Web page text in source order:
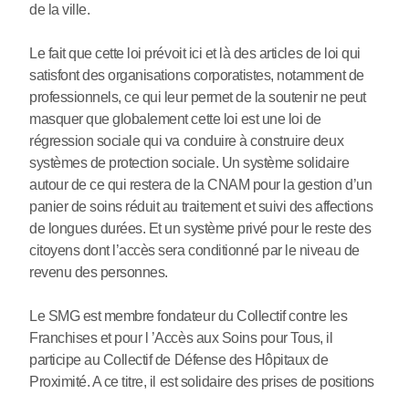
de la ville.
Le fait que cette loi prévoit ici et là des articles de loi qui
satisfont des organisations corporatistes, notamment de
professionnels, ce qui leur permet de la soutenir ne peut
masquer que globalement cette loi est une loi de
régression sociale qui va conduire à construire deux
systèmes de protection sociale. Un système solidaire
autour de ce qui restera de la CNAM pour la gestion d’un
panier de soins réduit au traitement et suivi des affections
de longues durées. Et un système privé pour le reste des
citoyens dont l’accès sera conditionné par le niveau de
revenu des personnes.
Le SMG est membre fondateur du Collectif contre les
Franchises et pour l ’Accès aux Soins pour Tous, il
participe au Collectif de Défense des Hôpitaux de
Proximité. A ce titre, il est solidaire des prises de positions